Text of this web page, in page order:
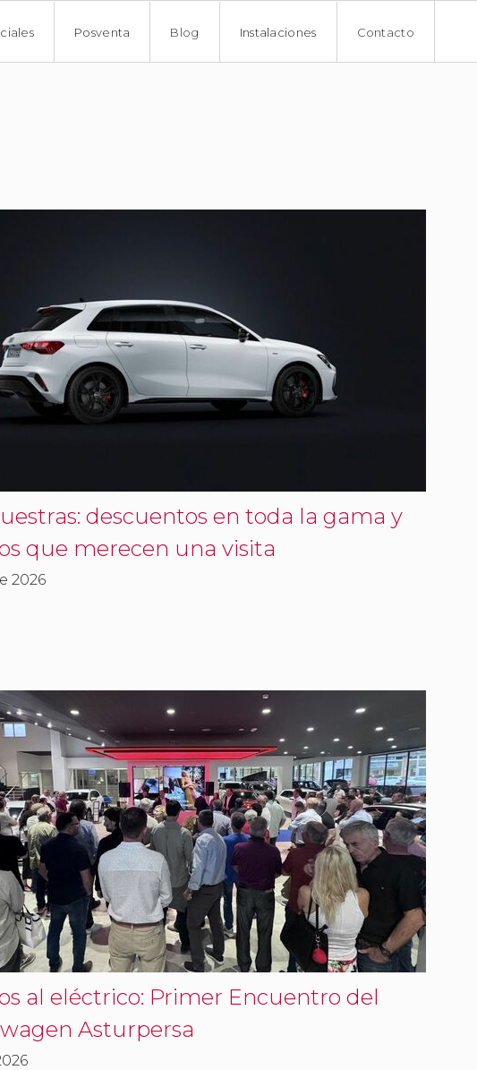
Posventa Blog Instalaciones Contacto
descuentos en toda la gama y
que merecen una visita
2026
al eléctrico: Primer Encuentro del
Asturpersa